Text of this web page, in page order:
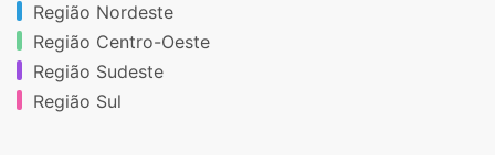
Região Nordeste
Região Centro-Oeste
Região Sudeste
Região Sul